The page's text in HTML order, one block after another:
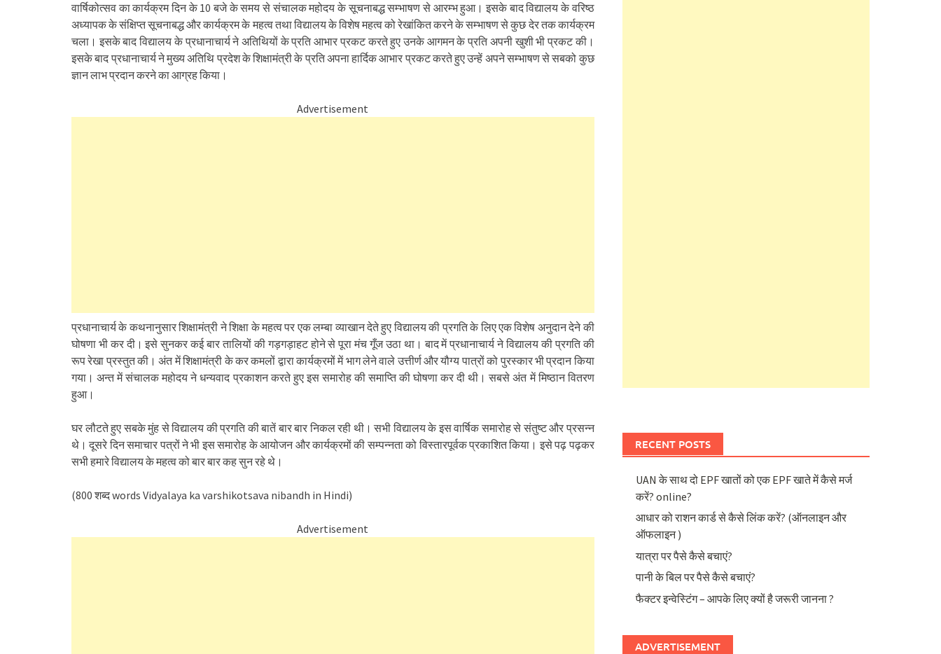
वार्षिकोत्सव का कार्यक्रम दिन के 10 बजे के समय से संचालक महोदय के सूचनाबद्ध सम्भाषण से आरम्भ हुआ। इसके बाद विद्यालय के वरिष्ठ
अध्यापक के संक्षिप्त सूचनाबद्ध और कार्यक्रम के महत्व तथा विद्यालय के विशेष महत्व को रेखांकित करने के सम्भाषण से कुछ देर तक कार्यक्रम
चला। इसके बाद विद्यालय के प्रधानाचार्य ने अतिथियों के प्रति आभार प्रकट करते हुए उनके आगमन के प्रति अपनी खुशी भी प्रकट की।
इसके बाद प्रधानाचार्य ने मुख्य अतिथि प्रदेश के शिक्षामंत्री के प्रति अपना हार्दिक आभार प्रकट करते हुए उन्हें अपने सम्भाषण से सबको कुछ
ज्ञान लाभ प्रदान करने का आग्रह किया।
Advertisement
प्रधानाचार्य के कथनानुसार शिक्षामंत्री ने शिक्षा के महत्व पर एक लम्बा व्याखान देते हुए विद्यालय की प्रगति के लिए एक विशेष अनुदान देने की
घोषणा भी कर दी। इसे सुनकर कई बार तालियों की गड़गड़ाहट होने से पूरा मंच गूँज उठा था। बाद में प्रधानाचार्य ने विद्यालय की प्रगति की
रूप रेखा प्रस्तुत की। अंत में शिक्षामंत्री के कर कमलों द्वारा कार्यक्रमों में भाग लेने वाले उत्तीर्ण और यौग्य पात्रों को पुरस्कार भी प्रदान किया
गया। अन्त में संचालक महोदय ने धन्यवाद प्रकाशन करते हुए इस समारोह की समाप्ति की घोषणा कर दी थी। सबसे अंत में मिष्ठान वितरण
हुआ।
घर लौटते हुए सबके मुंह से विद्यालय की प्रगति की बातें बार बार निकल रही थी। सभी विद्यालय के इस वार्षिक समारोह से संतुष्ट और प्रसन्न
थे। दूसरे दिन समाचार पत्रों ने भी इस समारोह के आयोजन और कार्यक्रमों की सम्पन्नता को विस्तारपूर्वक प्रकाशित किया। इसे पढ़ पढ़कर
सभी हमारे विद्यालय के महत्व को बार बार कह सुन रहे थे।
(800 शब्द words Vidyalaya ka varshikotsava nibandh in Hindi)
Advertisement
RECENT POSTS
UAN के साथ दो EPF खातों को एक EPF खाते में कैसे मर्ज
करें? online?
आधार को राशन कार्ड से कैसे लिंक करें? (ऑनलाइन और
ऑफलाइन )
यात्रा पर पैसे कैसे बचाएं?
पानी के बिल पर पैसे कैसे बचाएं?
फैक्टर इन्वेस्टिंग – आपके लिए क्यों है जरूरी जानना ?
ADVERTISEMENT